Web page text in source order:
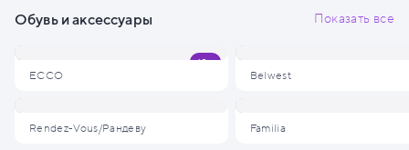
Обувь и аксессуары Показать все
ECCO
Rendez-Vous/Рандеву
Belwest
Familia